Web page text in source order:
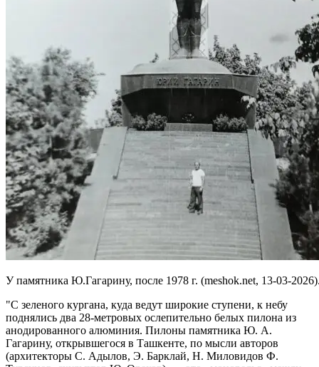
У памятника Ю.Гагарину, после 1978 г. (meshok.net, 13-03-
С зеленого кургана, куда ведут широкие ступени, к небу
поднялись два 28-метровых ослепительно белых пилона из
анодированного алюминия. Пилоны памятника Ю. А.
Гагарину, открывшегося в Ташкенте, по мысли авторов
(архитекторы С. Адылов, Э. Барклай, Н. Миловидов Ф.